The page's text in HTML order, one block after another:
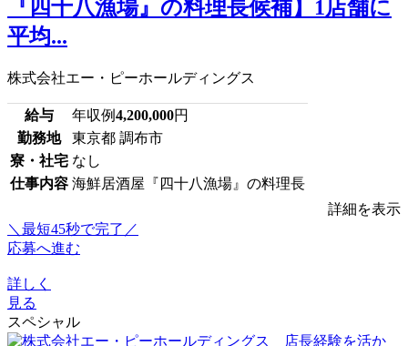
『四十八漁場』の料理長候補】1店舗に
平均...
株式会社エー・ピーホールディングス
給与 年収例4,200,000円
勤務地
東京都 調布市
寮・社宅 なし
仕事内容 海鮮居酒屋『四十八漁場』の料理長
詳細を表示
＼最短45秒で完了／
応募へ進む
詳しく
見る
スペシャル